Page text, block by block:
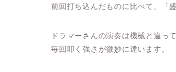
前回打ち込んだものに比べて、「
ドラマーさんの演奏は機械と違って
毎回叩く強さが微妙に違います。